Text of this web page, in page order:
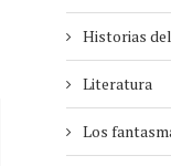
Historias
Literatura
Los